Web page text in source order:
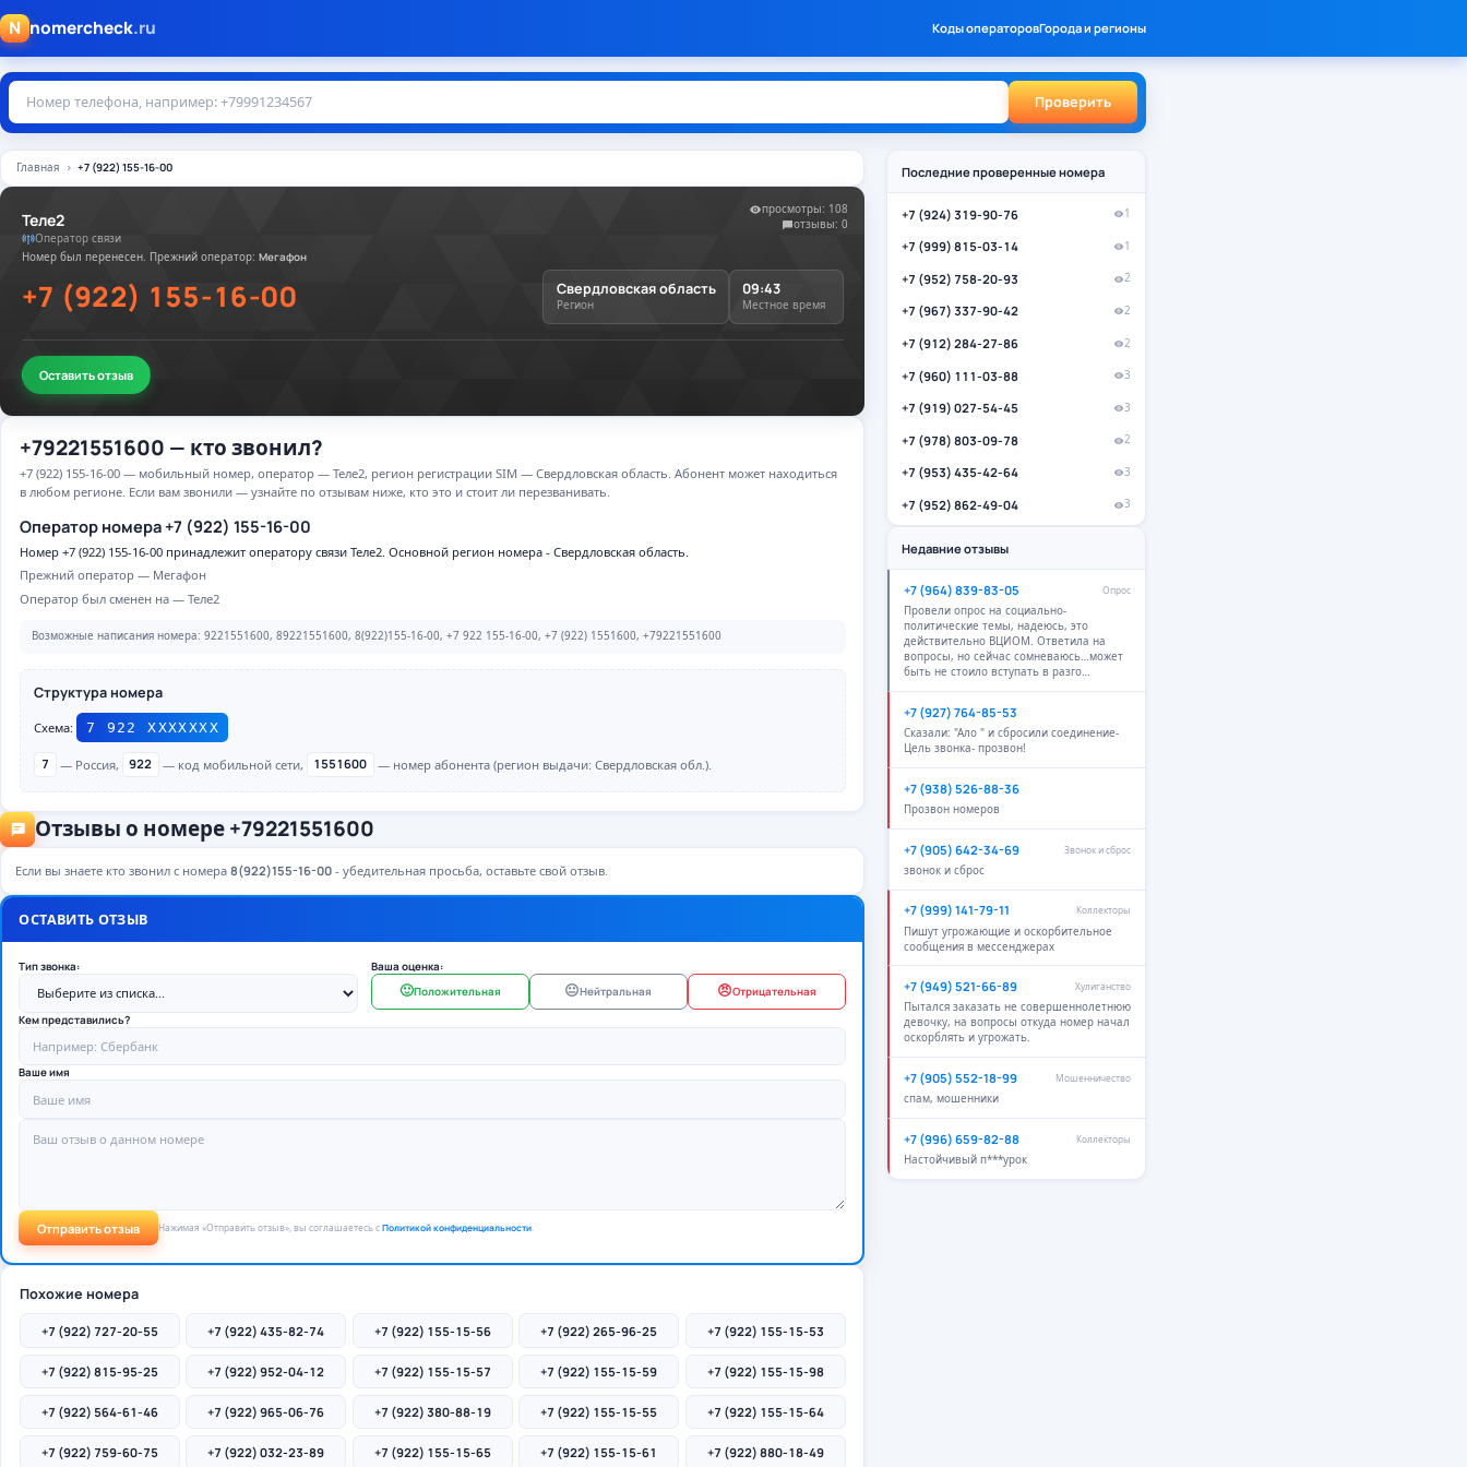
N nomercheck.ru Коды операторовГорода и регионы
Проверить
Главная +7 (922) 155-16-00
просмотры: 108
отзывы: 0
Теле2
Оператор связи
Номер был перенесен. Прежний оператор: Мегафон
+7 (922) 155-16-00 Свердловская область
Регион
09:43
Местное время
Оставить отзыв
+79221551600 — кто звонил?
+7 (922) 155-16-00 — мобильный номер, оператор — Теле2, регион регистрации SIM — Свердловская область. Абонент может находиться
в любом регионе. Если вам звонили — узнайте по отзывам ниже, кто это и стоит ли перезванивать.
Оператор номера +7 (922) 155-16-00
Номер +7 (922) 155-16-00 принадлежит оператору связи Теле2. Основной регион номера - Свердловская область.
Прежний оператор — Мегафон
Оператор был сменен на — Теле2
Возможные написания номера: 9221551600, 89221551600, 8(922)155-16-00, +7 922 155-16-00, +7 (922) 1551600, +79221551600
Структура номера
Схема: 7 922 ХХХХХХХ
7 — Россия, 922 — код мобильной сети, 1551600 — номер абонента (регион выдачи: Свердловская обл.).
Отзывы о номере +79221551600
Если вы знаете кто звонил с номера 8(922)155-16-00- убедительная просьба, оставьте свой отзыв.
ОСТАВИТЬ ОТЗЫВ
Тип звонка: Ваша оценка:
🙂Положительная 😐Нейтральная 😠Отрицательная
Кем представились?
Ваше имя
Отправить отзыв Нажимая «Отправить отзыв», вы соглашаетесь сПолитикой конфиденциальности.
Похожие номера
+7 (922) 727-20-55 +7 (922) 435-82-74 +7 (922) 155-15-56 +7 (922) 265-96-25 +7 (922) 155-15-53
+7 (922) 815-95-25 +7 (922) 952-04-12 +7 (922) 155-15-57 +7 (922) 155-15-59 +7 (922) 155-15-98
+7 (922) 564-61-46 +7 (922) 965-06-76 +7 (922) 380-88-19 +7 (922) 155-15-55 +7 (922) 155-15-64
+7 (922) 759-60-75 +7 (922) 032-23-89 +7 (922) 155-15-65 +7 (922) 155-15-61 +7 (922) 880-18-49
Последние проверенные номера
+7 (924) 319-90-76 1
+7 (999) 815-03-14 1
+7 (952) 758-20-93 2
+7 (967) 337-90-42 2
+7 (912) 284-27-86 2
+7 (960) 111-03-88 3
+7 (919) 027-54-45 3
+7 (978) 803-09-78 2
+7 (953) 435-42-64 3
+7 (952) 862-49-04 3
Недавние отзывы
+7 (964) 839-83-05 Опрос
Провели опрос на социально-
политические темы, надеюсь, это
действительно ВЦИОМ. Ответила на
вопросы, но сейчас сомневаюсь…может
быть не стоило вступать в разго…
+7 (927) 764-85-53
Сказали: "Ало " и сбросили соединение-
Цель звонка- прозвон!
+7 (938) 526-88-36
Прозвон номеров
+7 (905) 642-34-69 Звонок и сброс
звонок и сброс
+7 (999) 141-79-11 Коллекторы
Пишут угрожающие и оскорбительное
сообщения в мессенджерах
+7 (949) 521-66-89 Хулиганство
Пытался заказать не совершеннолетнюю
девочку, на вопросы откуда номер начал
оскорблять и угрожать.
+7 (905) 552-18-99 Мошенничество
спам, мошенники
+7 (996) 659-82-88 Коллекторы
Настойчивый п***урок